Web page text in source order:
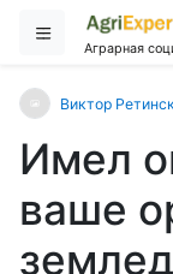
Аграрная
Виктор
Имел
ваше